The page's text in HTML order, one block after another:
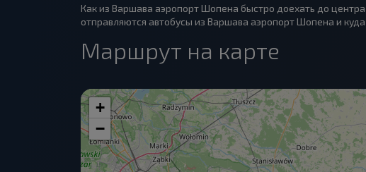
Как из Варшава аэропорт Шопена быстро доехать до
отправляются автобусы из Варшава аэропорт Шопена и
Маршрут на карте
+
−